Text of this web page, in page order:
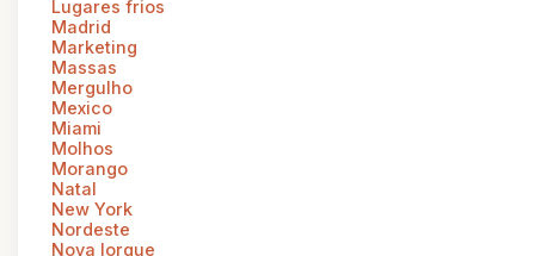
Lugares frios
Madrid
Marketing
Massas
Mergulho
Mexico
Miami
Molhos
Morango
Natal
New York
Nordeste
Nova Iorque